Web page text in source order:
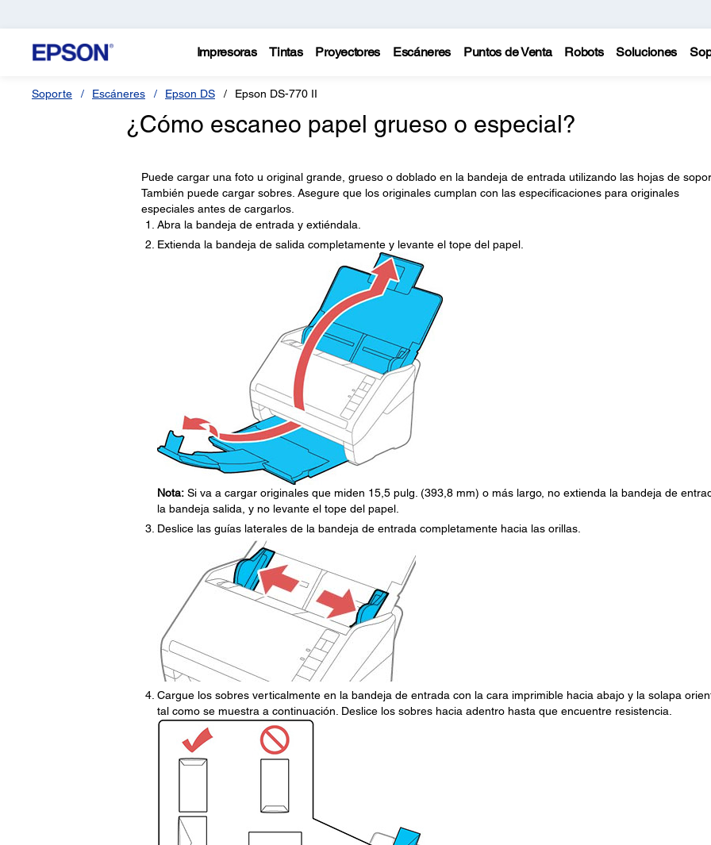
Impresoras Tintas Proyectores Escáneres Puntos de Venta Robots Soluciones
Soporte Escáneres Epson DS Epson DS-770 II
¿Cómo escaneo papel grueso o especial?
Puede cargar una foto u original grande, grueso o doblado en la bandeja de entrada utilizando las hojas de
También puede cargar sobres. Asegure que los originales cumplan con las especificaciones para originales
especiales antes de cargarlos.
Abra la bandeja de entrada y extiéndala.
Extienda la bandeja de salida completamente y levante el tope del papel.
Nota:Si va a cargar originales que miden 15,5 pulg. (393,8 mm) o más largo, no extienda la bandeja de
la bandeja salida, y no levante el tope del papel.
Deslice las guías laterales de la bandeja de entrada completamente hacia las orillas.
Cargue los sobres verticalmente en la bandeja de entrada con la cara imprimible hacia abajo y la solapa
tal como se muestra a continuación. Deslice los sobres hacia adentro hasta que encuentre resistencia.